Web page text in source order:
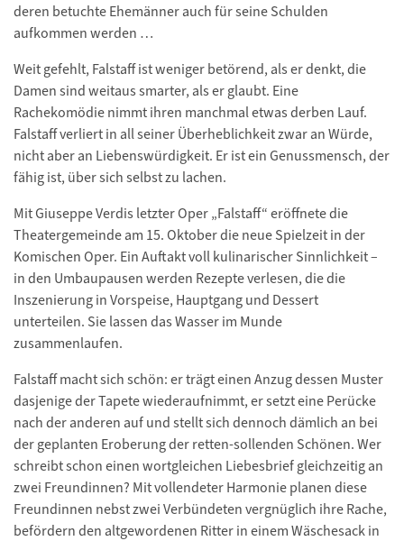
deren betuchte Ehemänner auch für seine Schulden
aufkommen werden …
Weit gefehlt, Falstaff ist weniger betörend, als er denkt, die
Damen sind weitaus smarter, als er glaubt. Eine
Rachekomödie nimmt ihren manchmal etwas derben Lauf.
Falstaff verliert in all seiner Überheblichkeit zwar an Würde,
nicht aber an Liebenswürdigkeit. Er ist ein Genussmensch, der
fähig ist, über sich selbst zu lachen.
Mit Giuseppe Verdis letzter Oper „Falstaff“ eröffnete die
Theatergemeinde am 15. Oktober die neue Spielzeit in der
Komischen Oper. Ein Auftakt voll kulinarischer Sinnlichkeit –
in den Umbaupausen werden Rezepte verlesen, die die
Inszenierung in Vorspeise, Hauptgang und Dessert
unterteilen. Sie lassen das Wasser im Munde
zusammenlaufen.
Falstaff macht sich schön: er trägt einen Anzug dessen Muster
dasjenige der Tapete wiederaufnimmt, er setzt eine Perücke
nach der anderen auf und stellt sich dennoch dämlich an bei
der geplanten Eroberung der retten-sollenden Schönen. Wer
schreibt schon einen wortgleichen Liebesbrief gleichzeitig an
zwei Freundinnen? Mit vollendeter Harmonie planen diese
Freundinnen nebst zwei Verbündeten vergnüglich ihre Rache,
befördern den altgewordenen Ritter in einem Wäschesack in